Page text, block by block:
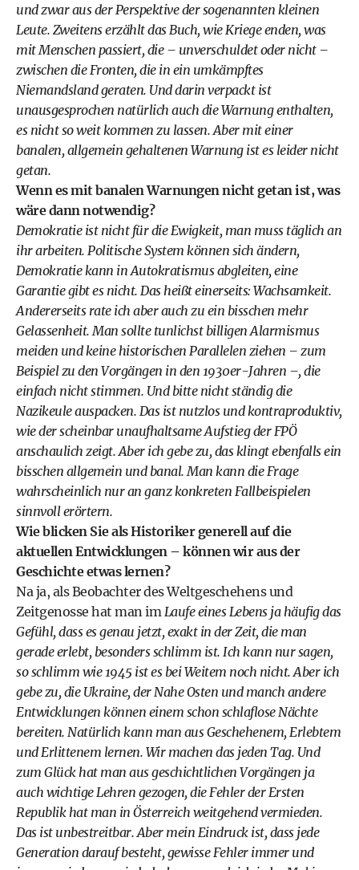
und zwar aus der Perspektive der sogenannten kleinen
Leute. Zweitens erzählt das Buch, wie Kriege enden, was
mit Menschen passiert, die – unverschuldet oder nicht –
zwischen die Fronten, die in ein umkämpftes
Niemandsland geraten. Und darin verpackt ist
unausgesprochen natürlich auch die Warnung enthalten,
es nicht so weit kommen zu lassen. Aber mit einer
banalen, allgemein gehaltenen Warnung ist es leider nicht
getan.
Wenn es mit banalen Warnungen nicht getan ist, was
wäre dann notwendig?
Demokratie ist nicht für die Ewigkeit, man muss täglich an
ihr arbeiten. Politische System können sich ändern,
Demokratie kann in Autokratismus abgleiten, eine
Garantie gibt es nicht. Das heißt einerseits: Wachsamkeit.
Andererseits rate ich aber auch zu ein bisschen mehr
Gelassenheit. Man sollte tunlichst billigen Alarmismus
meiden und keine historischen Parallelen ziehen – zum
Beispiel zu den Vorgängen in den 1930er-Jahren –, die
einfach nicht stimmen. Und bitte nicht ständig die
Nazikeule auspacken. Das ist nutzlos und kontraproduktiv,
wie der scheinbar unaufhaltsame Aufstieg der FPÖ
anschaulich zeigt. Aber ich gebe zu, das klingt ebenfalls ein
bisschen allgemein und banal. Man kann die Frage
wahrscheinlich nur an ganz konkreten Fallbeispielen
sinnvoll erörtern.
Wie blicken Sie als Historiker generell auf die
aktuellen Entwicklungen – können wir aus der
Geschichte etwas lernen?
Na ja, als Beobachter des Weltgeschehens und
Zeitgenosse hat man im Laufe eines Lebens ja häufig das
Gefühl, dass es genau jetzt, exakt in der Zeit, die man
gerade erlebt, besonders schlimm ist. Ich kann nur sagen,
so schlimm wie 1945 ist es bei Weitem noch nicht. Aber ich
gebe zu, die Ukraine, der Nahe Osten und manch andere
Entwicklungen können einem schon schlaflose Nächte
bereiten. Natürlich kann man aus Geschehenem, Erlebtem
und Erlittenem lernen. Wir machen das jeden Tag. Und
zum Glück hat man aus geschichtlichen Vorgängen ja
auch wichtige Lehren gezogen, die Fehler der Ersten
Republik hat man in Österreich weitgehend vermieden.
Das ist unbestreitbar. Aber mein Eindruck ist, dass jede
Generation darauf besteht, gewisse Fehler immer und